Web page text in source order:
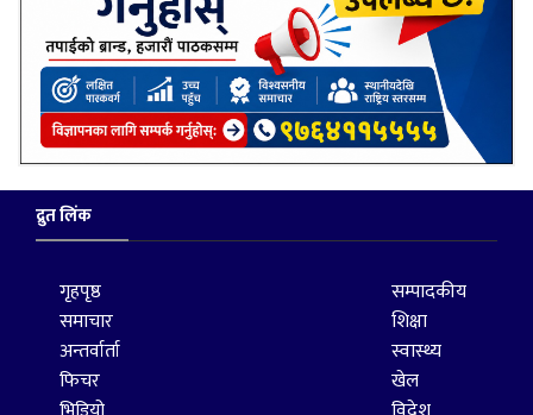
द्रुत लिंक
गृहपृष्ठ
समाचार
अन्तर्वार्ता
फिचर
सम्पादकीय
शिक्षा
स्वास्थ्य
खेल